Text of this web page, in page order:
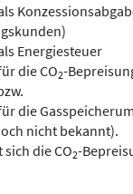
Energiesteuer
die CO2-
die
nicht bekannt).
die CO2-